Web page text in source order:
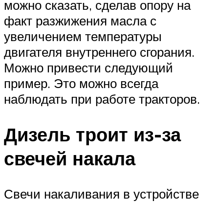
можно сказать, сделав опору на
факт разжижения масла с
увеличением температуры
двигателя внутреннего сгорания.
Можно привести следующий
пример. Это можно всегда
наблюдать при работе тракторов.
Дизель троит из-за
свечей накала
Свечи накаливания в устройстве